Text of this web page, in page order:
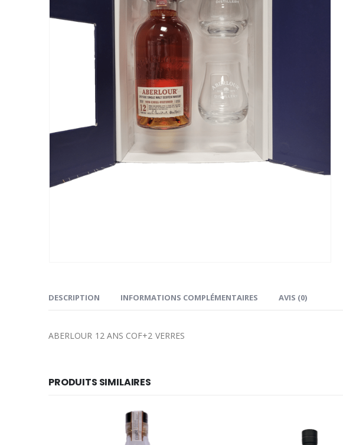
DESCRIPTION INFORMATIONS COMPLÉMENTAIRES AVIS (0)
ABERLOUR 12 ANS COF+2 VERRES
PRODUITS SIMILAIRES